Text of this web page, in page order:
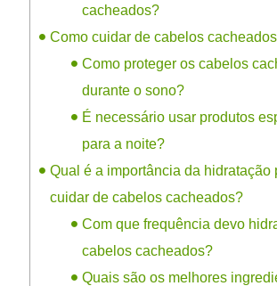
cacheados?
Como cuidar de cabelos
Como proteger os cabelos
durante o sono?
É necessário usar produtos
para a noite?
Qual é a importância da hidratação
cuidar de cabelos cacheados?
Com que frequência devo
cabelos cacheados?
Quais são os melhores